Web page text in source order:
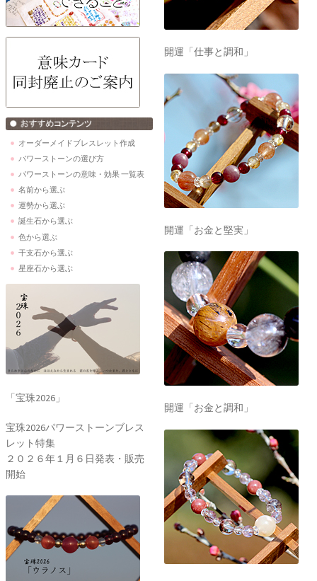
オーダーメイドブレスレット作成
パワーストーンの選び方
パワーストーンの意味・効果 一覧表
名前から選ぶ
運勢から選ぶ
誕生石から選ぶ
色から選ぶ
干支石から選ぶ
星座石から選ぶ
「宝珠2026」
宝珠2026パワーストーンブレス
レット特集
２０２６年１月６日発表・販売
開始
開運「仕事と調和」
開運「お金と堅実」
開運「お金と調和」